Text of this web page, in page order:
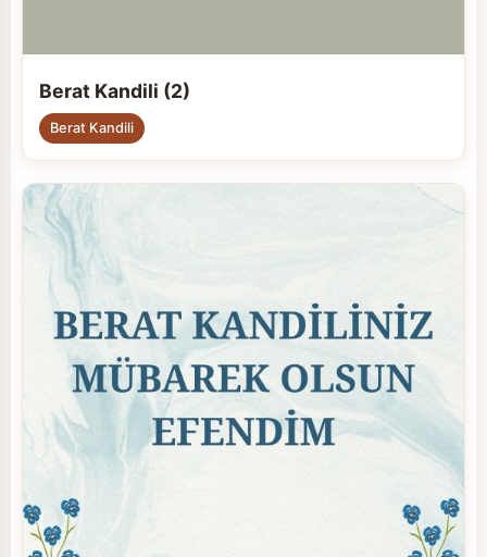
Berat Kandili (2)
Berat Kandili